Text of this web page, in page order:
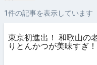
1件の記事を表示しています
東京初進出！ 和歌山の
りとんかつが美味すぎ